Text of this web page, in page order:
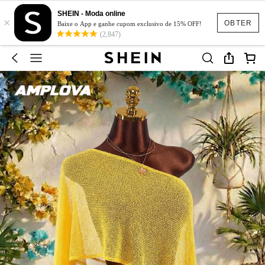
OBTER
×
SHEIN - Moda online
Baixe o App e ganhe cupom exclusivo de 15% OFF!
(2,847)